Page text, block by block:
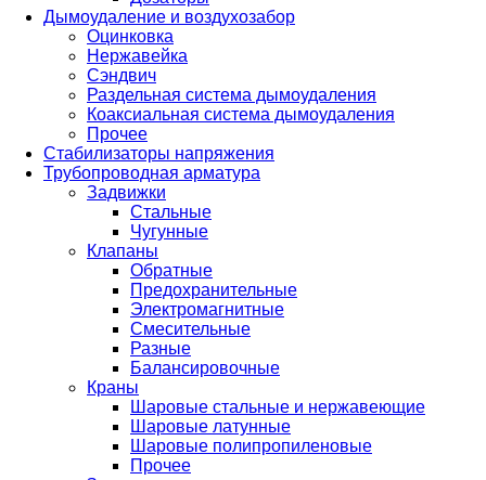
Дымоудаление и воздухозабор
Оцинковка
Нержавейка
Сэндвич
Раздельная система дымоудаления
Коаксиальная система дымоудаления
Прочее
Стабилизаторы напряжения
Трубопроводная арматура
Задвижки
Стальные
Чугунные
Клапаны
Обратные
Предохранительные
Электромагнитные
Смесительные
Разные
Балансировочные
Краны
Шаровые стальные и нержавеющие
Шаровые латунные
Шаровые полипропиленовые
Прочее